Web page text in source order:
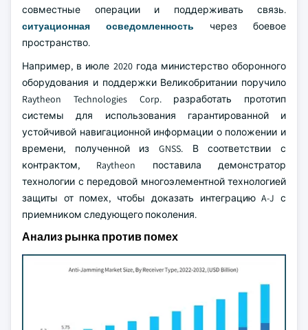
совместные операции и поддерживать связь.
ситуационная осведомленность через боевое
пространство.
Например, в июле 2020 года министерство оборонного
оборудования и поддержки Великобритании поручило
Raytheon Technologies Corp. разработать прототип
системы для использования гарантированной и
устойчивой навигационной информации о положении и
времени, полученной из GNSS. В соответствии с
контрактом, Raytheon поставила демонстратор
технологии с передовой многоэлементной технологией
защиты от помех, чтобы доказать интеграцию A-J с
приемником следующего поколения.
Анализ рынка против помех